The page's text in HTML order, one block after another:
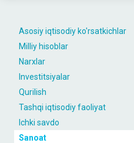
Asosiy iqtisodiy ko'rsatkichlar
Milliy hisoblar
Narxlar
Investitsiyalar
Qurilish
Tashqi iqtisodiy faoliyat
Ichki savdo
Sanoat